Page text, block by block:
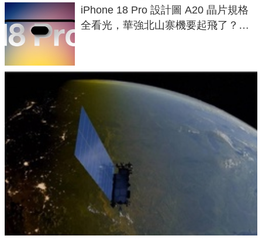
iPhone 18 Pro 設計圖 A20 晶片規格
全看光，華強北山寨機要起飛了？專